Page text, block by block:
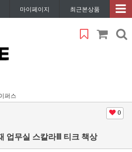
마이페이지 최근본상품
퍼스
0
업무실 스칼라Ⅲ 티크 책상